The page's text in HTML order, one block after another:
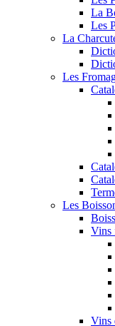
La
Les
La
Les
Les
Vins
Vins